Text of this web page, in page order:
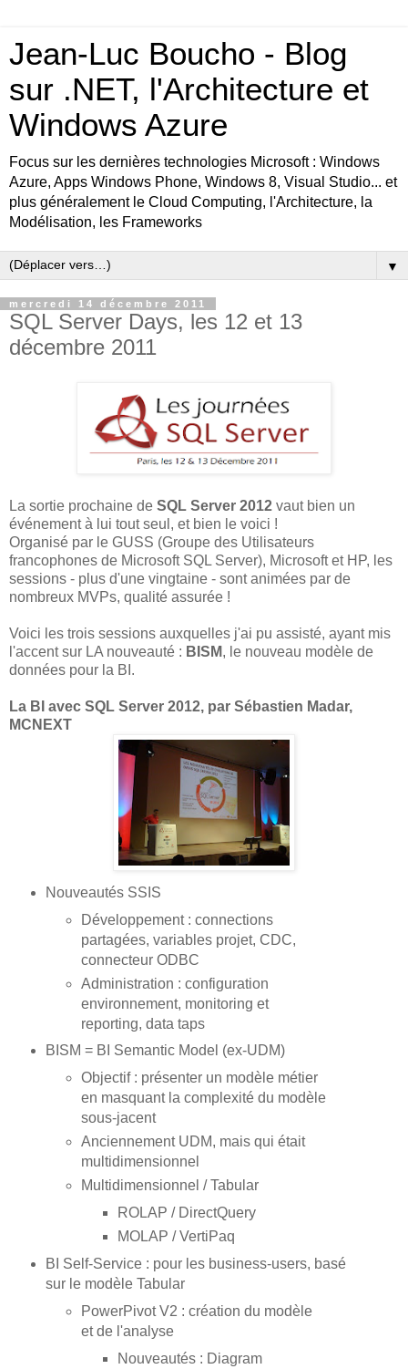
Jean-Luc Boucho - Blog
sur .NET, l'Architecture et
Windows Azure
Focus sur les dernières technologies Microsoft : Windows
Azure, Apps Windows Phone, Windows 8, Visual Studio... et
plus généralement le Cloud Computing, l'Architecture, la
Modélisation, les Frameworks
▼
mercredi 14 décembre 2011
SQL Server Days, les 12 et 13
décembre 2011
La sortie prochaine de SQL Server 2012 vaut bien un
événement à lui tout seul, et bien le voici !
Organisé par le GUSS (Groupe des Utilisateurs
francophones de Microsoft SQL Server), Microsoft et HP, les
sessions - plus d'une vingtaine - sont animées par de
nombreux MVPs, qualité assurée !
Voici les trois sessions auxquelles j'ai pu assisté, ayant mis
l'accent sur LA nouveauté : BISM, le nouveau modèle de
données pour la BI.
La BI avec SQL Server 2012, par Sébastien Madar,
MCNEXT
Nouveautés SSIS
Développement : connections
partagées, variables projet, CDC,
connecteur ODBC
Administration : configuration
environnement, monitoring et
reporting, data taps
BISM = BI Semantic Model (ex-UDM)
Objectif : présenter un modèle métier
en masquant la complexité du modèle
sous-jacent
Anciennement UDM, mais qui était
multidimensionnel
Multidimensionnel / Tabular
ROLAP / DirectQuery
MOLAP / VertiPaq
BI Self-Service : pour les business-users, basé
sur le modèle Tabular
PowerPivot V2 : création du modèle
et de l'analyse
Nouveautés : Diagram